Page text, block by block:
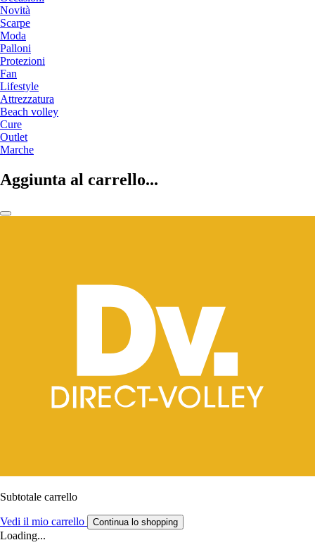
Novità
Scarpe
Moda
Palloni
Protezioni
Fan
Lifestyle
Attrezzatura
Beach volley
Cure
Outlet
Marche
Aggiunta al carrello...
Subtotale carrello
Vedi il mio carrello Continua lo shopping
Loading...